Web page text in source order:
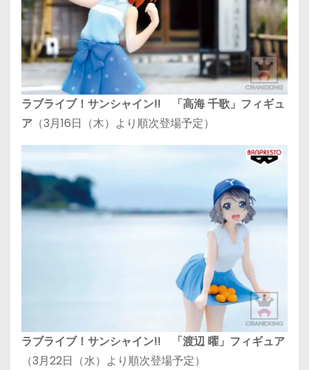
ラブライブ！サンシャイン!! 「高海 千歌」フィギュ
ア （3月16日（木）より順次登場予定）
ラブライブ！サンシャイン!! 「渡辺 曜」フィギュア
（3月22日（水）より順次登場予定）